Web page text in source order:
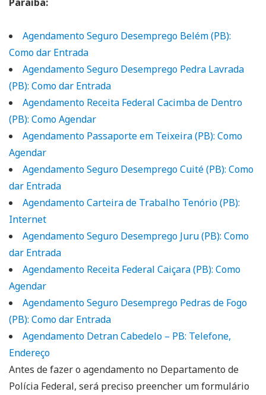
Agendamento Seguro Desemprego Belém (PB):
Como dar Entrada
Agendamento Seguro Desemprego Pedra Lavrada
(PB): Como dar Entrada
Agendamento Receita Federal Cacimba de Dentro
(PB): Como Agendar
Agendamento Passaporte em Teixeira (PB): Como
Agendar
Agendamento Seguro Desemprego Cuité (PB): Como
dar Entrada
Agendamento Carteira de Trabalho Tenório (PB):
Internet
Agendamento Seguro Desemprego Juru (PB): Como
dar Entrada
Agendamento Receita Federal Caiçara (PB): Como
Agendar
Agendamento Seguro Desemprego Pedras de Fogo
(PB): Como dar Entrada
Agendamento Detran Cabedelo – PB: Telefone,
Endereço
Antes de fazer o agendamento no Departamento de
Polícia Federal, será preciso preencher um formulário